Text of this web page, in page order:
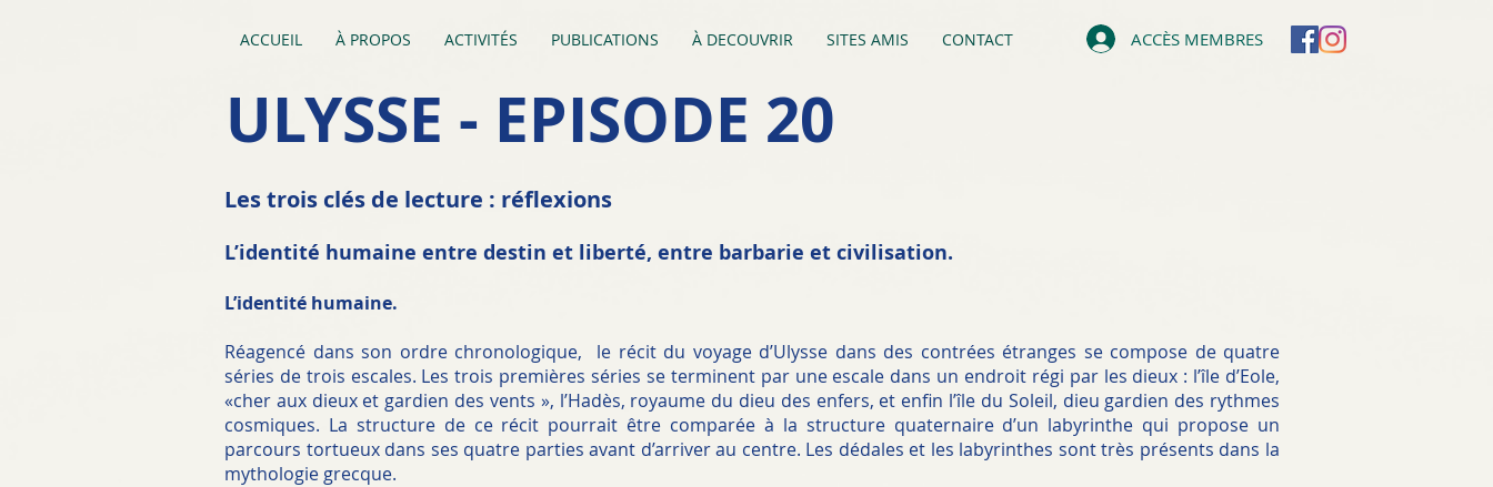
ACCUEIL À PROPOS ACTIVITÉS PUBLICATIONS À DECOUVRIR SITES AMIS CONTACT ACCÈS MEMBRES
ULYSSE - EPISODE 20
Les trois clés de lecture : réflexions
L’identité humaine entre destin et liberté, entre barbarie et civilisation.
L’identité humaine.
Réagencé dans son ordre chronologique, le récit du voyage d’Ulysse dans des contrées étranges se compose de quatre
séries de trois escales. Les trois premières séries se terminent par une escale dans un endroit régi par les dieux : l’île d’Eole,
«cher aux dieux et gardien des vents », l’Hadès, royaume du dieu des enfers, et enfin l’île du Soleil, dieu gardien des rythmes
cosmiques. La structure de ce récit pourrait être comparée à la structure quaternaire d’un labyrinthe qui propose un
parcours tortueux dans ses quatre parties avant d’arriver au centre. Les dédales et les labyrinthes sont très présents dans la
mythologie grecque.